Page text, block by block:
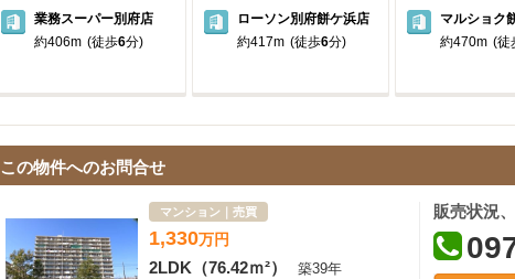
業務スーパー別府店
約406m (徒歩6分)
ローソン別府餅ケ浜店
約417m (徒歩6分)
マルショク
約470m (徒
この物件へのお問合せ
マンション｜売買
1,330万円
2LDK （76.42ｍ²）
築39年
販売状況